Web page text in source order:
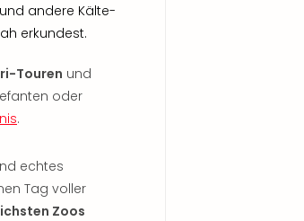
andere Kälte-
erkundest.
Touren und
oder
.
echtes
Tag voller
Zoos